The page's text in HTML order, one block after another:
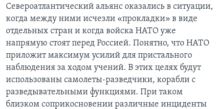
Североатлантический альянс оказались в ситуации,
когда между ними исчезли «прокладки» в виде
отдельных стран и когда войска НАТО уже
напрямую стоят перед Россией. Понятно, что НАТО
приложит максимум усилий для пристального
наблюдения за ходом учений. В этих целях будут
использованы самолеты-разведчики, корабли с
разведывательными функциями. При таком
близком соприкосновении различные инциденты